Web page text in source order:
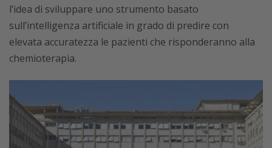
l’idea di sviluppare uno strumento basato
sull’intelligenza artificiale in grado di predire con
elevata accuratezza le pazienti che risponderanno alla
chemioterapia.